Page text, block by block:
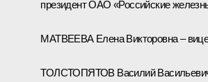
президент ОАО «Российские
МАТВЕЕВА Елена Викторовна –
ТОЛСТОПЯТОВ Василий Васильевич